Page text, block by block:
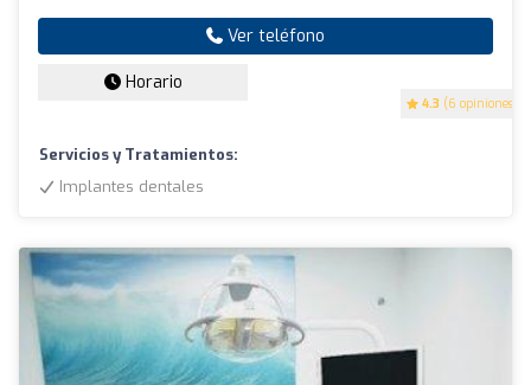
4.3 (6 opiniones)
Ver teléfono
Horario
Servicios y Tratamientos:
Implantes dentales